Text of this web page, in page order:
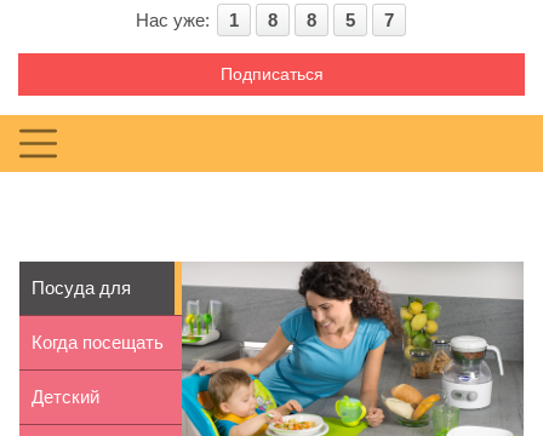
Нас уже: 1 8 8 5 7
Подписаться
Посуда для
ребенка: как
подобра...
Когда посещать
детского
Детский